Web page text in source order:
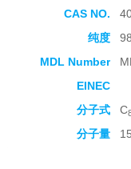
CAS NO.
纯度
MDL Number
EINEC
分子式
C
分子量